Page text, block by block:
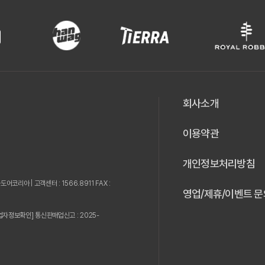
어코리아 | 고객센터 : 1566.8911 FAX :
자정보확인] 통신판매업신고 : 2025-
회사소개
이용약관
개인정보처리방침
영업/제휴/이벤트